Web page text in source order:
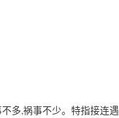
多,祸事不少。特指接连